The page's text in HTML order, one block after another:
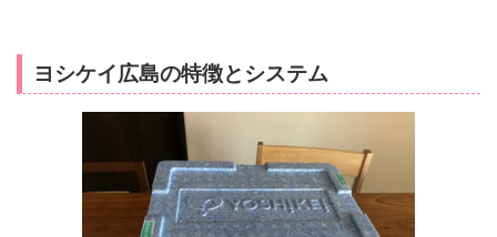
ヨシケイ広島の特徴とシステム